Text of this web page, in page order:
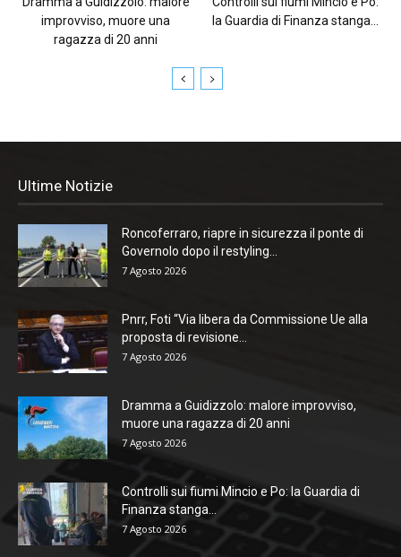
improvviso, muore una
ragazza di 20 anni
la Guardia di Finanza stanga...
Ultime Notizie
Roncoferraro, riapre in sicurezza il ponte di
Governolo dopo il restyling...
7 Agosto 2026
Pnrr, Foti “Via libera da Commissione Ue alla
proposta di revisione...
7 Agosto 2026
Dramma a Guidizzolo: malore improvviso,
muore una ragazza di 20 anni
7 Agosto 2026
Controlli sui fiumi Mincio e Po: la Guardia di
Finanza stanga...
7 Agosto 2026